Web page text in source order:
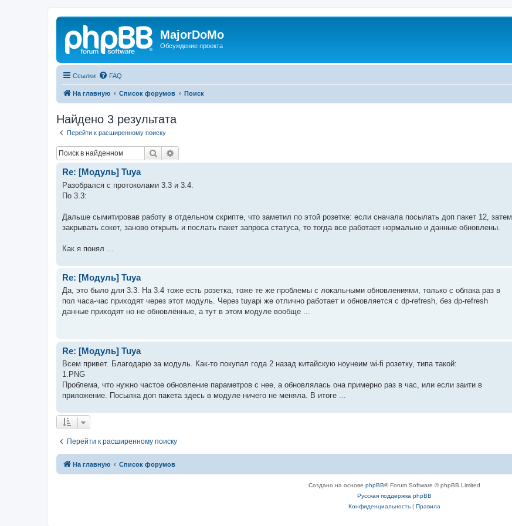
MajorDoMo
Обсуждение проекта
Ссылки FAQ
На главную Список форумов Поиск
Найдено 3 результата
Перейти к расширенному поиску
Поиск
Re: [Модуль] Tuya
Разобрался с протоколами 3.3 и 3.4.
По 3.3:
Дальше сымитировав работу в отдельном скрипте, что заметил по этой розетке: если сначала посылать доп пакет 12, затем
закрывать сокет, заново открыть и послать пакет запроса статуса, то тогда все работает нормально и данные обновлены.
Как я понял ...
Re: [Модуль] Tuya
Да, это было для 3.3. На 3.4 тоже есть розетка, тоже те же проблемы с локальными обновлениями, только с облака раз в
пол часа-час приходят через этот модуль. Через tuyapi же отлично работает и обновляется с dp-refresh, без dp-refresh
данные приходят но не обновлённые, а тут в этом модуле вообще ...
Re: [Модуль] Tuya
Всем привет. Благодарю за модуль. Как-то покупал года 2 назад китайскую ноунеим wi-fi розетку, типа такой:
1.PNG
Проблема, что нужно частое обновление параметров с нее, а обновлялась она примерно раз в час, или если заити в
приложение. Посылка доп пакета здесь в модуле ничего не меняла. В итоге ...
Перейти к расширенному поиску
На главную Список форумов
Создано на основе phpBB® Forum Software © phpBB Limited
Русская поддержка phpBB
Конфиденциальность| Правила